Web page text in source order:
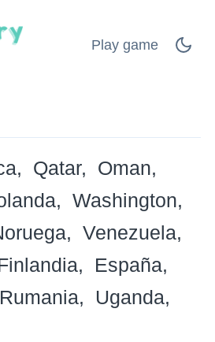
Play game
Qatar
Oman
Washington
Venezuela
España
Rumania Uganda